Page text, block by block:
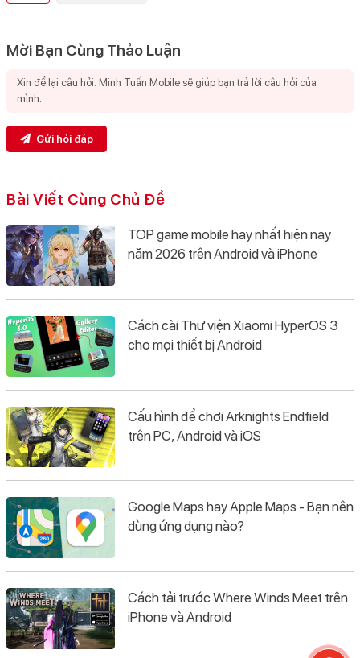
Mời Bạn Cùng Thảo Luận
Gửi hỏi đáp
Bài Viết Cùng Chủ Đề
TOP game mobile hay nhất hiện nay
năm 2026 trên Android và iPhone
Cách cài Thư viện Xiaomi HyperOS 3
cho mọi thiết bị Android
Cấu hình để chơi Arknights Endfield
trên PC, Android và iOS
Google Maps hay Apple Maps - Bạn nên
dùng ứng dụng nào?
Cách tải trước Where Winds Meet trên
iPhone và Android